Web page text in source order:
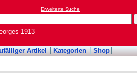
Erweiterte Suche
1913
Artikel Kategorien Shop